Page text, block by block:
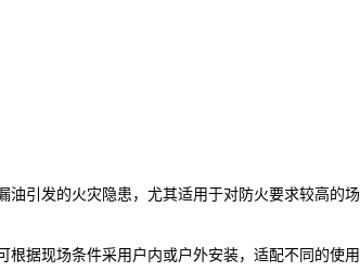
引发的火灾隐患，尤其适用于对防火要求较高的场
据现场条件采用户内或户外安装，适配不同的使用